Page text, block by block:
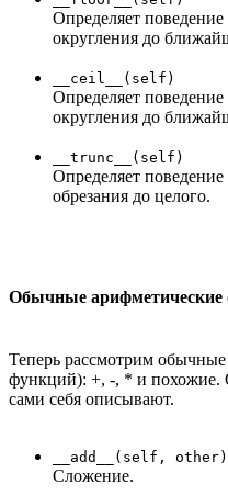
Определяет поведение
округления до
__ceil__(self)
Определяет поведение
округления до
__trunc__(self)
Определяет поведение
обрезания до целого.
Обычные арифметические
Теперь рассмотрим
функций): +, -, * и похожие.
сами себя описывают.
__add__(self, other)
Сложение.